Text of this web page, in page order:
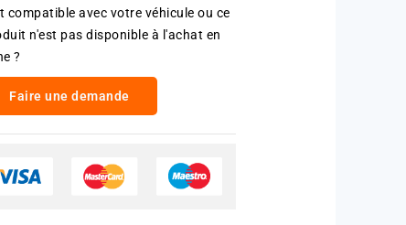
compatible avec votre véhicule ou ce
n'est pas disponible à l'achat en
?
Faire une demande